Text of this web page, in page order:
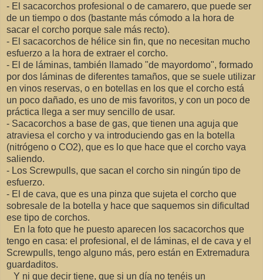
- El sacacorchos profesional o de camarero, que puede ser
de un tiempo o dos (bastante más cómodo a la hora de
sacar el corcho porque sale más recto).
- El sacacorchos de hélice sin fin, que no necesitan mucho
esfuerzo a la hora de extraer el corcho.
- El de láminas, también llamado "de mayordomo", formado
por dos láminas de diferentes tamaños, que se suele utilizar
en vinos reservas, o en botellas en los que el corcho está
un poco dañado, es uno de mis favoritos, y con un poco de
práctica llega a ser muy sencillo de usar.
- Sacacorchos a base de gas, que tienen una aguja que
atraviesa el corcho y va introduciendo gas en la botella
(nitrógeno o CO2), que es lo que hace que el corcho vaya
saliendo.
- Los Screwpulls, que sacan el corcho sin ningún tipo de
esfuerzo.
- El de cava, que es una pinza que sujeta el corcho que
sobresale de la botella y hace que saquemos sin dificultad
ese tipo de corchos.
En la foto que he puesto aparecen los sacacorchos que
tengo en casa: el profesional, el de láminas, el de cava y el
Screwpulls, tengo alguno más, pero están en Extremadura
guardaditos.
Y ni que decir tiene, que si un día no tenéis un